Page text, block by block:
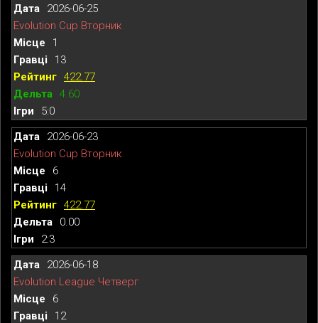
2026-06-25
Evolution Cup Вторник
1
13
422.77
4.60
5:0
2026-06-23
Evolution Cup Вторник
6
14
422.77
0.00
2:3
2026-06-18
Evolution League Четверг
6
12